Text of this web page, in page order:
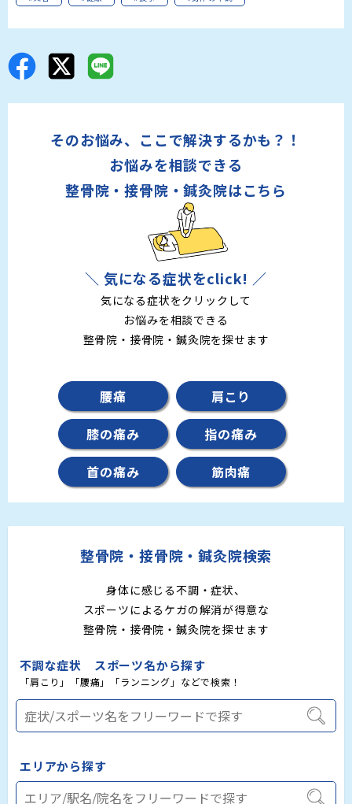
そのお悩み、ここで解決するかも？！
お悩みを相談できる
整骨院・接骨院・鍼灸院はこちら
＼ 気になる症状をclick! ／
気になる症状をクリックして
お悩みを相談できる
整骨院・接骨院・鍼灸院を探せます
腰痛
肩こり
膝の痛み
指の痛み
首の痛み
筋肉痛
整骨院・接骨院・鍼灸院検索
身体に感じる不調・症状、
スポーツによるケガの解消が得意な
整骨院・接骨院・鍼灸院を探せます
不調な症状 スポーツ名から探す
「肩こり」「腰痛」「ランニング」などで検索！
エリアから探す